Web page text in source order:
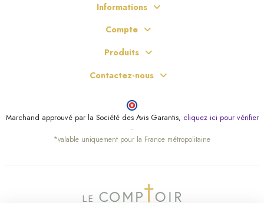
Informations
Compte
Produits
Contactez-nous
Marchand approuvé par la Société des Avis Garantis, cliquez ici pour vérifier
.
*valable uniquement pour la France métropolitaine